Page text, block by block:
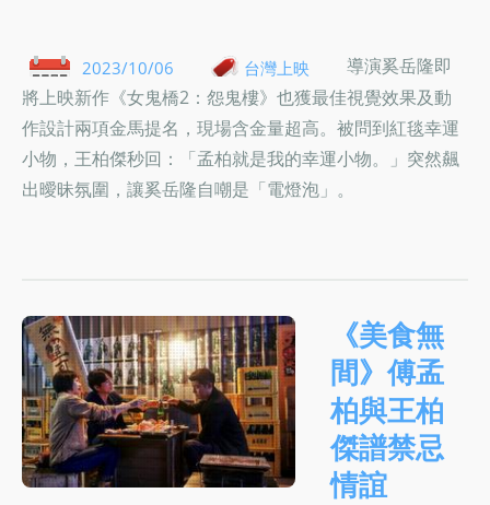
2023/10/06 台灣上映
導演奚岳隆即
將上映新作《女鬼橋2：怨鬼樓》也獲最佳視覺效果及動
作設計兩項金馬提名，現場含金量超高。被問到紅毯幸運
小物，王柏傑秒回：「孟柏就是我的幸運小物。」突然飆
出曖昧氛圍，讓奚岳隆自嘲是「電燈泡」。
《美食無
間》傅孟
柏與王柏
傑譜禁忌
情誼